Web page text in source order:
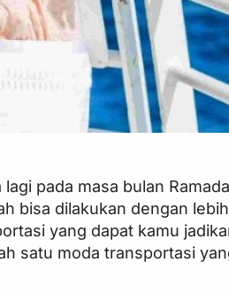
pada masa bulan
bisa dilakukan dengan
yang dapat kamu
satu moda transportasi